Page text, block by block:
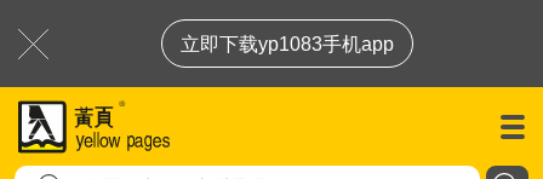
立即下载yp1083手机app